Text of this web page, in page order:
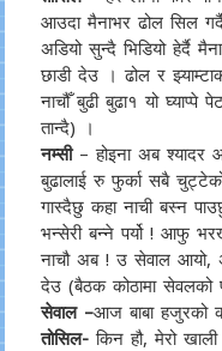
आउदा मैनाभर ढोल सिल
अडियो सुन्दै भिडियो हेर्दै
छाडी देउ । ढोल र
नाचौँ बुढी बुढा१ यो घ्याप्पे
तान्दै) ।
नम्सी– होइना अब श्यादर
बुढालाई रु फुर्का सबै
गास्दैछु कहा नाची बस्न
भन्सेरी बन्ने पर्यो ! आफु
नाचौ अब ! उ सेवाल आयो,
देउ (बैठक कोठामा सेवलको
सेवाल –आज बाबा हजुरको
तोसिल-किन हौ, मेरो